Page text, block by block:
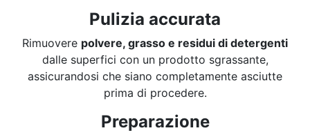
Pulizia accurata
Rimuovere polvere, grasso e residui di detergenti
dalle superfici con un prodotto sgrassante,
assicurandosi che siano completamente asciutte
prima di procedere.
Preparazione